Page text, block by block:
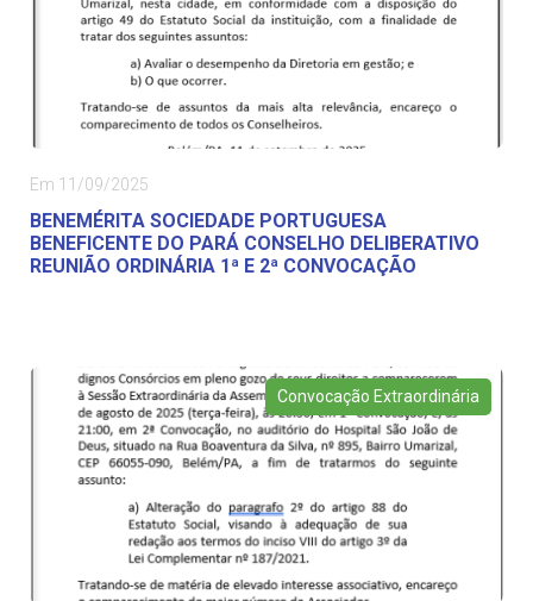
Em 11/09/2025
BENEMÉRITA SOCIEDADE PORTUGUESA
BENEFICENTE DO PARÁ CONSELHO DELIBERATIVO
REUNIÃO ORDINÁRIA 1ª E 2ª CONVOCAÇÃO
Convocação Extraordinária